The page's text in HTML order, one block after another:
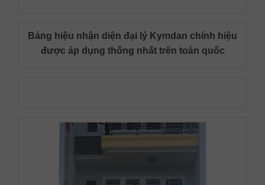
Bảng hiệu nhận diện đại lý Kymdan chính hiệu
được áp dụng thống nhất trên toàn quốc